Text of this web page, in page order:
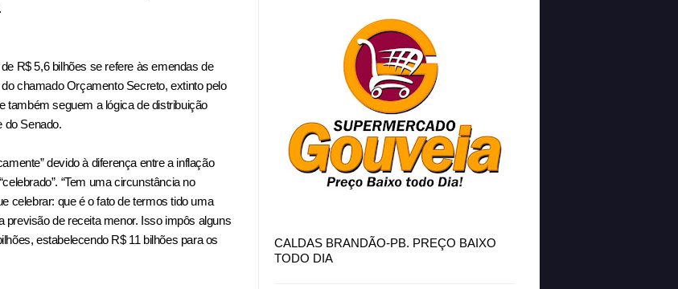
R$ 5,6 bilhões se refere às emendas de
chamado Orçamento Secreto, extinto pelo
também seguem a lógica de distribuição
do Senado.
devido à diferença entre a inflação
“Tem uma circunstância no
celebrar: que é o fato de termos tido uma
previsão de receita menor. Isso impôs alguns
estabelecendo R$ 11 bilhões para os
CALDAS BRANDÃO-PB. PREÇO BAIXO
TODO DIA